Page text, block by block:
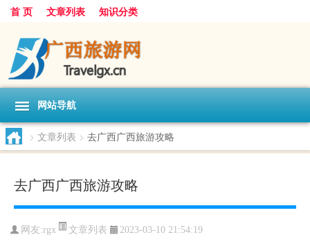
首 页 文章列表 知识分类
网站导航
> 文章列表 > 去广西广西旅游攻略
去广西广西旅游攻略
网友:rgx 文章列表 2023-03-10 21:54:19